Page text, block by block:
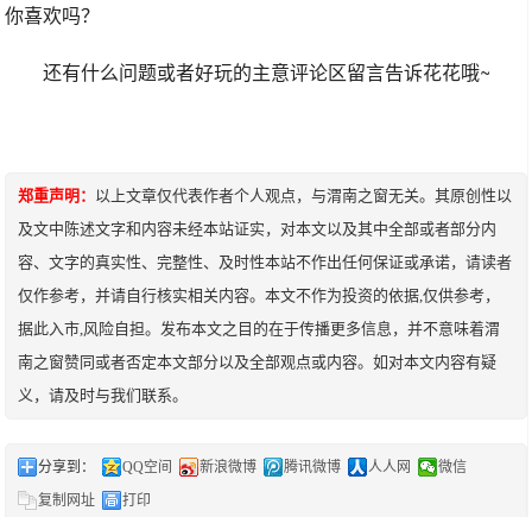
你喜欢吗？
还有什么问题或者好玩的主意评论区留言告诉花花哦~
郑重声明： 以上文章仅代表作者个人观点，与渭南之窗无关。其原创性以
及文中陈述文字和内容未经本站证实，对本文以及其中全部或者部分内
容、文字的真实性、完整性、及时性本站不作出任何保证或承诺，请读者
仅作参考，并请自行核实相关内容。本文不作为投资的依据,仅供参考，
据此入市,风险自担。发布本文之目的在于传播更多信息，并不意味着渭
南之窗赞同或者否定本文部分以及全部观点或内容。如对本文内容有疑
义，请及时与我们联系。
分享到： QQ空间 新浪微博 腾讯微博 人人网
微信
复制网址
打印